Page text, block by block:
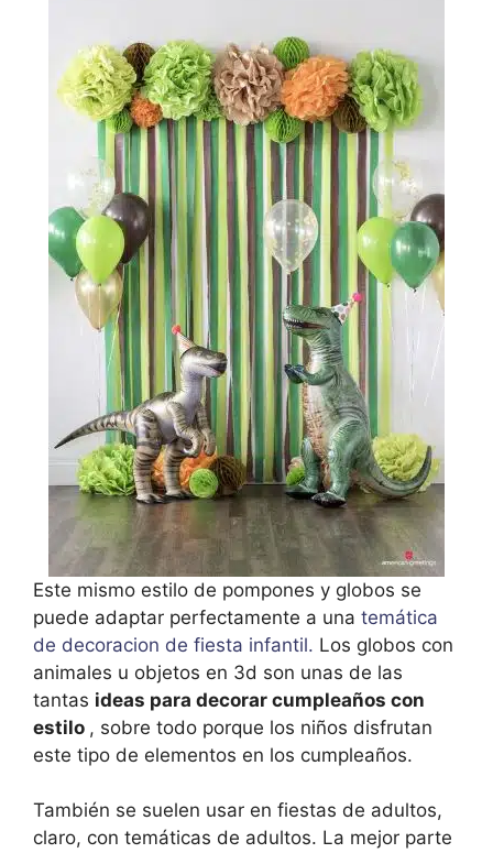
Este mismo estilo de pompones y globos se
puede adaptar perfectamente a una temática
de decoracion de fiesta infantil. Los globos con
animales u objetos en 3d son unas de las
tantas ideas para decorar cumpleaños con
estilo , sobre todo porque los niños disfrutan
este tipo de elementos en los cumpleaños.
También se suelen usar en fiestas de adultos,
claro, con temáticas de adultos. La mejor parte